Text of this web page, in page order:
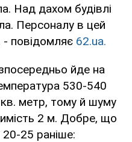
Над дахом будівлі
Персоналу в цей
- повідомляє 62.ua.
йде на
530-540
кв. метр, тому й шуму
2 м. Добре, що
25 раніше: